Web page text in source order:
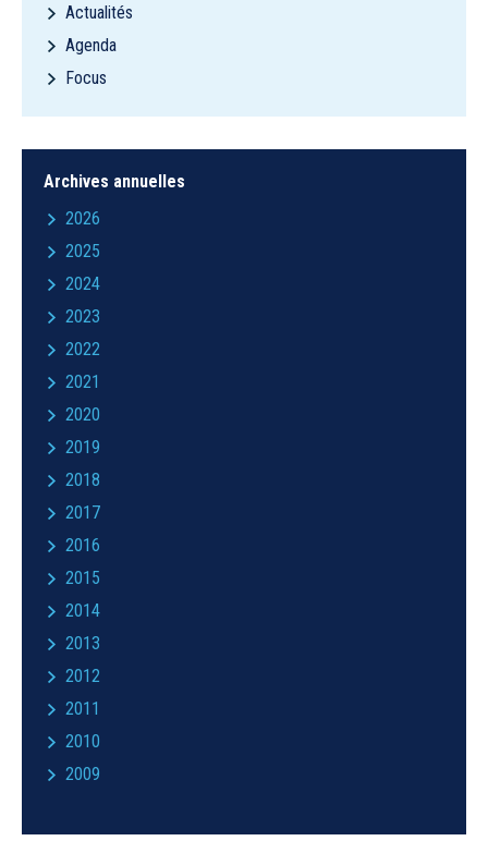
Actualités
Agenda
Focus
Archives annuelles
2026
2025
2024
2023
2022
2021
2020
2019
2018
2017
2016
2015
2014
2013
2012
2011
2010
2009